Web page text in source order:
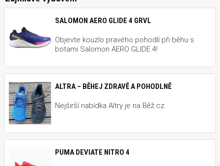
SALOMON AERO GLIDE 4 GRVL
Objevte kouzlo pravého pohodlí při běhu s
botami Salomon AERO GLIDE 4!
ALTRA – BĚHEJ ZDRAVĚ A POHODLNĚ
Nejširší nabídka Altry je na Běž.cz
PUMA DEVIATE NITRO 4